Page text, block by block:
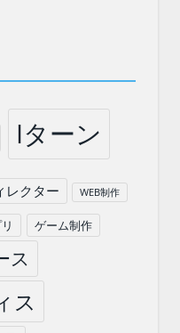
Iターン
レクター WEB制作
ゲーム制作
ス
ス